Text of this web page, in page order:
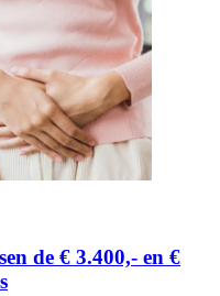
de € 3.400,- en €